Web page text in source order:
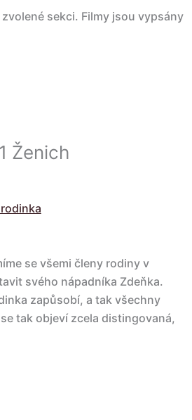
sekci. Filmy jsou vypsány
Ženich
se všemi členy rodiny v
svého nápadníka Zdeňka.
zapůsobí, a tak všechny
tak objeví zcela distingovaná,